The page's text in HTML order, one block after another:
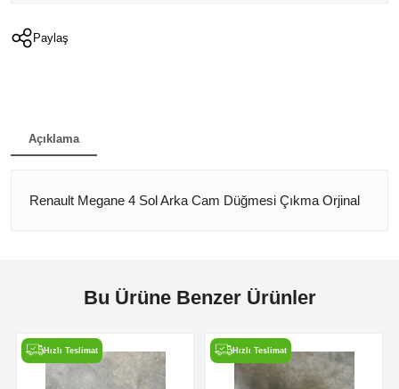
Paylaş
Açıklama
Renault Megane 4 Sol Arka Cam Düğmesi Çıkma Orjinal
Bu Ürüne Benzer Ürünler
Hızlı Teslimat Hızlı Teslimat